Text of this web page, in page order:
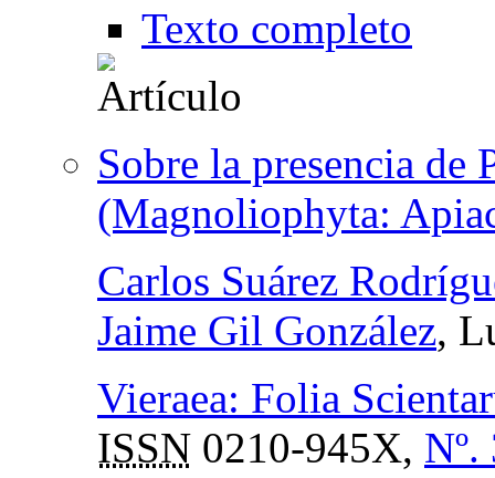
Texto completo
Sobre la presencia de
(Magnoliophyta:
Carlos Suárez
Jaime Gil González,
Vieraea: Folia
ISSN 0210-945X, Nº.